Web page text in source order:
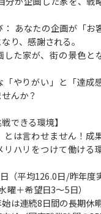
： あなたの企画が「お
り、感謝される。
した家が、街の景色と
「やりがい」と「達成
んか？
できる環境】
とは言わせません！成
リハリをつけて働ける
（平均126.0日/昨年度
曜＋希望日3～5日）
は連続8日間の長期休